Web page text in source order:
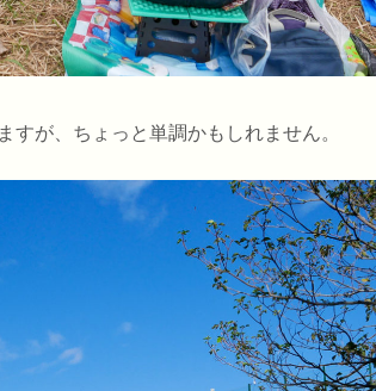
が、ちょっと単調かもしれません。